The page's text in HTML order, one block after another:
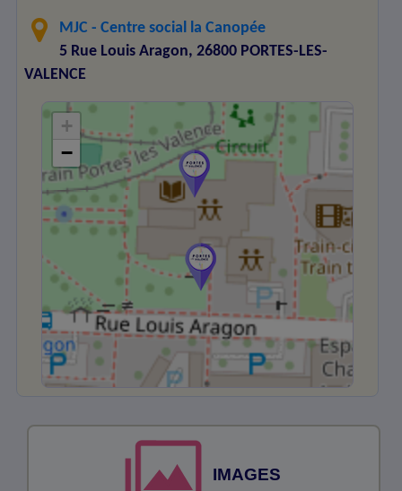
MJC - Centre social la Canopée
5 Rue Louis Aragon, 26800 PORTES-LES-
VALENCE
+
−
IMAGES